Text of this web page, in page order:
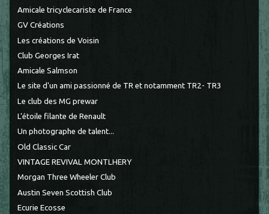
Amicale tricyclecariste de France
GV Créations
Les créations de Voisin
Club Georges Irat
Amicale Salmson
Le site d'un ami passionné de TR et notamment TR2- TR3
Le club des MG prewar
L'étoile filante de Renault
Un photographe de talent...
Old Classic Car
VINTAGE REVIVAL MONTLHERY
Morgan Three Wheeler Club
Austin Seven Scottish Club
Ecurie Ecosse